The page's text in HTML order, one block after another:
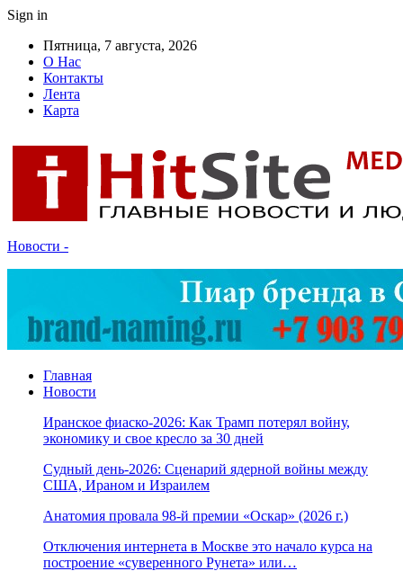
Sign in
Пятница, 7 августа, 2026
О Нас
Контакты
Лента
Карта
Новости -
Главная
Новости
Иранское фиаско-2026: Как Трамп потерял войну,
экономику и свое кресло за 30 дней
Судный день-2026: Сценарий ядерной войны между
США, Ираном и Израилем
Анатомия провала 98-й премии «Оскар» (2026 г.)
Отключения интернета в Москве это начало курса на
построение «суверенного Рунета» или…